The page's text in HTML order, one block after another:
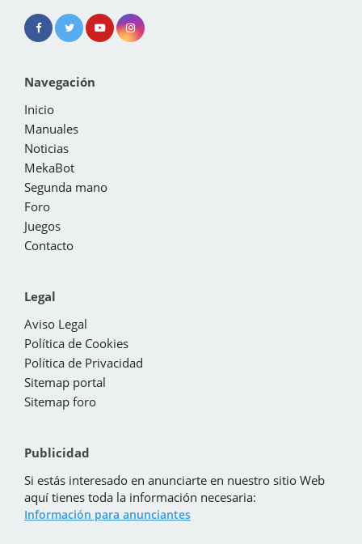
Navegación
Inicio
Manuales
Noticias
MekaBot
Segunda mano
Foro
Juegos
Contacto
Legal
Aviso Legal
Política de Cookies
Política de Privacidad
Sitemap portal
Sitemap foro
Publicidad
Si estás interesado en anunciarte en nuestro sitio Web
aquí tienes toda la información necesaria:
Información para anunciantes